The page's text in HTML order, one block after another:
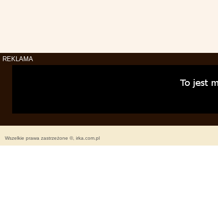
REKLAMA
Wszelkie prawa zastrzeżone ©, irka.com.pl